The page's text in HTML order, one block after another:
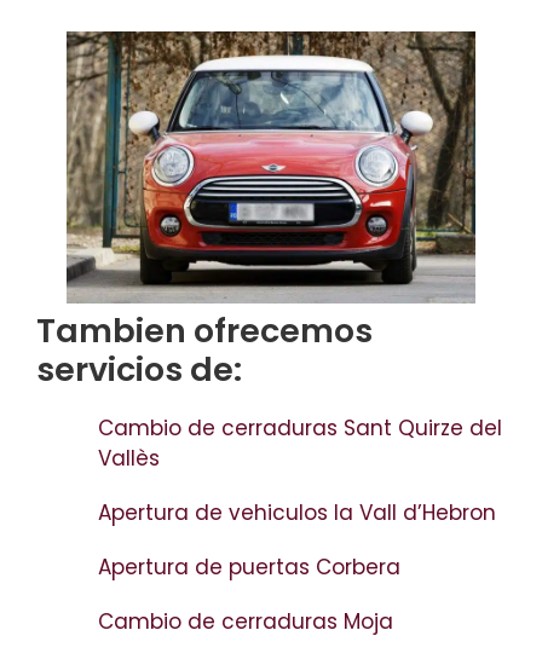
Tambien ofrecemos
servicios de:
Cambio de cerraduras Sant Quirze del
Vallès
Apertura de vehiculos la Vall d’Hebron
Apertura de puertas Corbera
Cambio de cerraduras Moja